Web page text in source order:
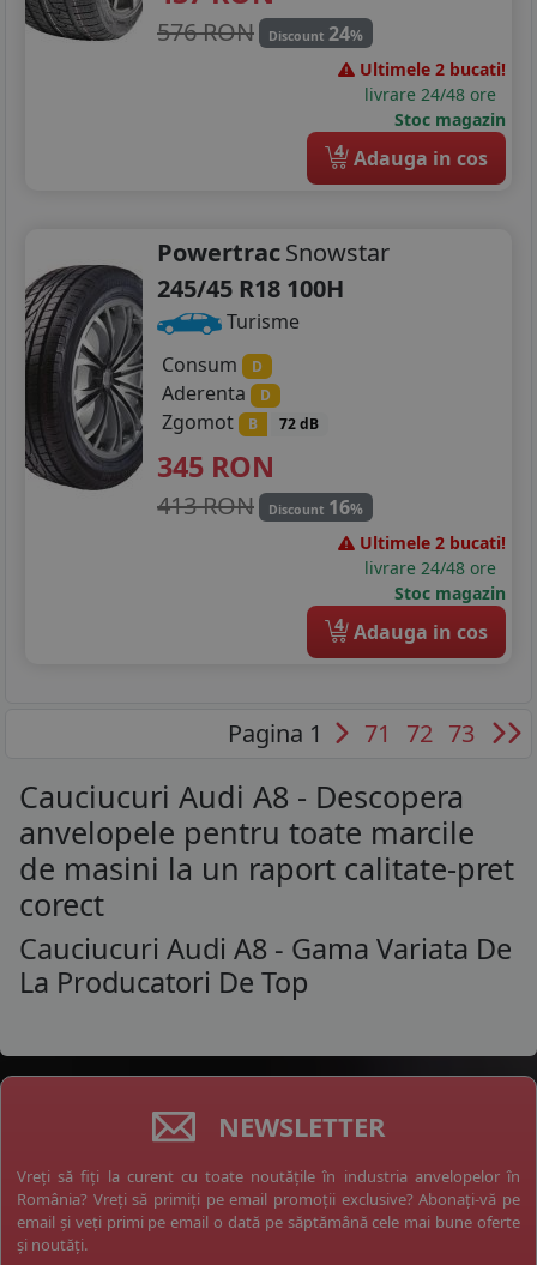
576 RON Discount 24%
Ultimele 2 bucati!
livrare 24/48 ore
Stoc magazin
4 Adauga in cos
PowertracSnowstar
245/45 R18 100H
Turisme
Consum
D
Aderenta D
Zgomot B 72 dB
345 RON
413 RON Discount 16%
Ultimele 2 bucati!
livrare 24/48 ore
Stoc magazin
4 Adauga in cos
Pagina 1 71 72 73
Cauciucuri Audi A8 - Descopera
anvelopele pentru toate marcile
de masini la un raport calitate-pret
corect
Cauciucuri Audi A8 - Gama Variata De
La Producatori De Top
NEWSLETTER
Vreți să fiți la curent cu toate noutățile în industria anvelopelor în
România? Vreți să primiți pe email promoții exclusive? Abonați-vă pe
email și veți primi pe email o dată pe săptămână cele mai bune oferte
și noutăți.